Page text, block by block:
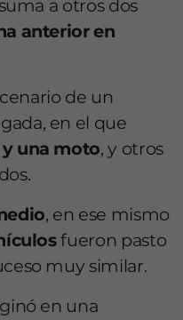
a otros dos
anterior en
de un
en el que
una moto, y otros
, en ese mismo
fueron pasto
muy similar.
en una